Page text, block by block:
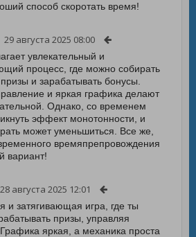
способ скоротать время!
29 августа 2025 08:00
увлекательный и
процесс, где можно собирать
и зарабатывать бонусы.
и яркая графика делают
Однако, со временем
эффект монотонности, и
может уменьшиться. Все же,
времяпрепровождения
вариант!
28 августа 2025 12:01
и затягивающая игра, где ты
призы, управляя
яркая, а механика проста